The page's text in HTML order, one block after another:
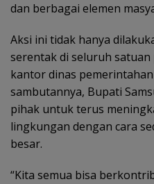
dan berbagai elemen
Aksi ini tidak hanya
serentak di seluruh
kantor dinas pemerintahan
sambutannya, Bupati
pihak untuk terus
lingkungan dengan cara
besar.
“Kita semua bisa